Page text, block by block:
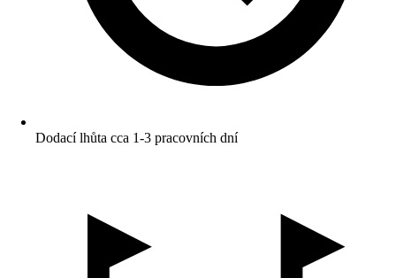
Dodací lhůta cca 1-3 pracovních dní